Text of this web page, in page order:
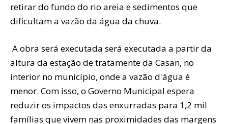
retirar do fundo do rio areia e sedimentos que
dificultam a vazão da água da chuva.
A obra será executada será executada a partir da
altura da estação de tratamente da Casan, no
interior no município, onde a vazão d'água é
menor. Com isso, o Governo Municipal espera
reduzir os impactos das enxurradas para 1,2 mil
famílias que vivem nas proximidades das margens